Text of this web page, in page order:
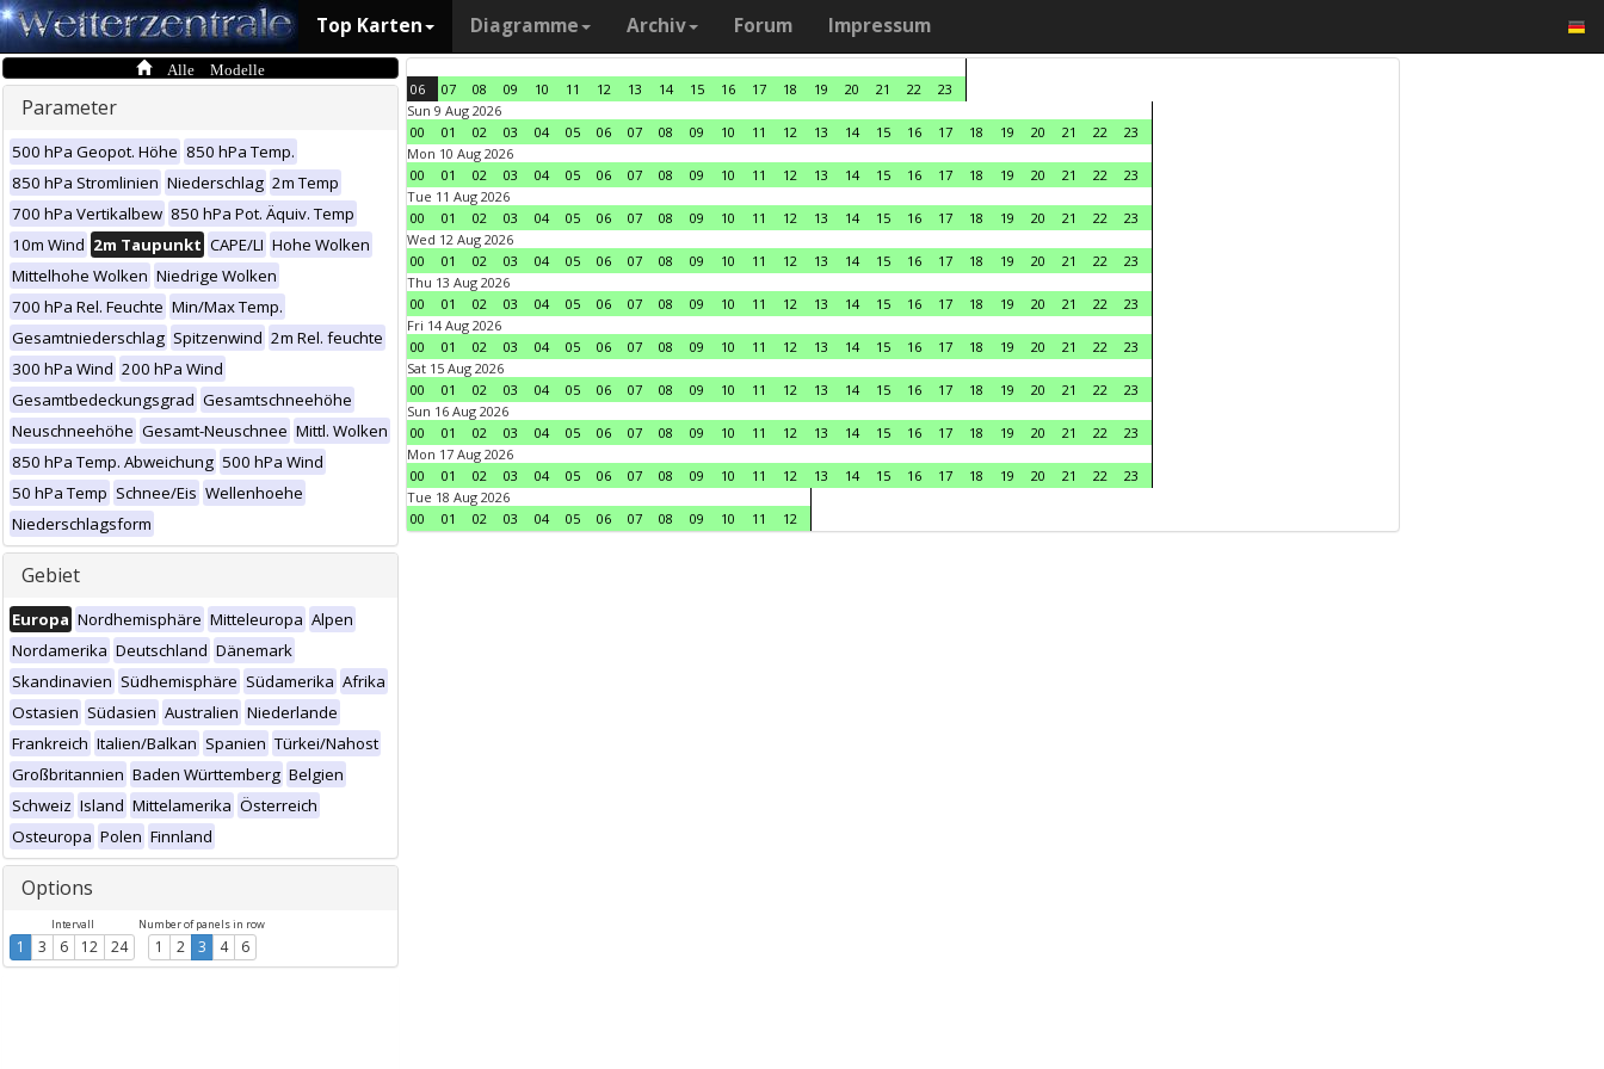
Top Karten Diagramme Archiv Forum Impressum
Alle Modelle
Parameter
500 hPa Geopot. Höhe 850 hPa Temp.
850 hPa Stromlinien Niederschlag 2m Temp
700 hPa Vertikalbew 850 hPa Pot. Äquiv. Temp
10m Wind 2m Taupunkt CAPE/LI Hohe Wolken
Mittelhohe Wolken Niedrige Wolken
700 hPa Rel. Feuchte Min/Max Temp.
Gesamtniederschlag Spitzenwind 2m Rel. feuchte
300 hPa Wind 200 hPa Wind
Gesamtbedeckungsgrad Gesamtschneehöhe
Neuschneehöhe Gesamt-Neuschnee Mittl. Wolken
850 hPa Temp. Abweichung 500 hPa Wind
50 hPa Temp Schnee/Eis Wellenhoehe
Niederschlagsform
Gebiet
Europa Nordhemisphäre Mitteleuropa Alpen
Nordamerika Deutschland Dänemark
Skandinavien Südhemisphäre Südamerika Afrika
Ostasien Südasien Australien Niederlande
Frankreich Italien/Balkan Spanien Türkei/Nahost
Großbritannien Baden Württemberg Belgien
Schweiz Island Mittelamerika Österreich
Osteuropa Polen Finnland
Options
Intervall
1 3 6 12 24
Number of panels in row
1 2 3 4 6
06 07 08 09 10 11 12 13 14 15 16 17 18 19 20 21 22
23
Sun 9 Aug 2026
00
01 02 03 04 05 06 07 08 09 10 11 12 13 14 15 16 17 18 19 20 21 22
23
Mon 10 Aug 2026
00
01 02 03 04 05 06 07 08 09 10 11 12 13 14 15 16 17 18 19 20 21 22
23
Tue 11 Aug 2026
00
01 02 03 04 05 06 07 08 09 10 11 12 13 14 15 16 17 18 19 20 21 22
23
Wed 12 Aug 2026
00
01 02 03 04 05 06 07 08 09 10 11 12 13 14 15 16 17 18 19 20 21 22
23
Thu 13 Aug 2026
00
01 02 03 04 05 06 07 08 09 10 11 12 13 14 15 16 17 18 19 20 21 22
23
Fri 14 Aug 2026
00
01 02 03 04 05 06 07 08 09 10 11 12 13 14 15 16 17 18 19 20 21 22
23
Sat 15 Aug 2026
00
01 02 03 04 05 06 07 08 09 10 11 12 13 14 15 16 17 18 19 20 21 22
23
Sun 16 Aug 2026
00
01 02 03 04 05 06 07 08 09 10 11 12 13 14 15 16 17 18 19 20 21 22
23
Mon 17 Aug 2026
00
01 02 03 04 05 06 07 08 09 10 11 12 13 14 15 16 17 18 19 20 21 22
23
Tue 18 Aug 2026
00
01 02 03 04 05 06 07 08 09 10 11 12